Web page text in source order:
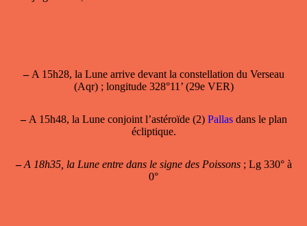
–A 15h28, la Lune arrive devant la constellation du Verseau
(Aqr) ; longitude 328°11’ (29e VER)
–A 15h48, la Lune conjoint l’astéroïde (2) Pallasdans le plan
écliptique.
– A 18h35, la Lune entre dans le signe des Poissons; Lg 330° à
0°